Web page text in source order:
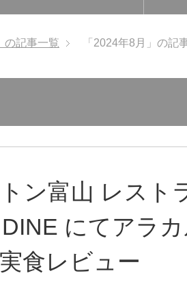
の記事一覧 「2024年8月」の記
ン富山 レスト
にてアラカ
食レビュー